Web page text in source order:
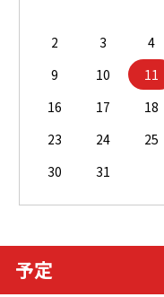
2
3 4
9
10 11
16
17 18
23
24 25
30
31
予定